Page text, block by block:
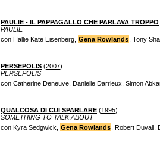
PAULIE - IL PAPPAGALLO CHE PARLAVA TROPPO
PAULIE
con Hallie Kate Eisenberg, Gena Rowlands , Tony
PERSEPOLIS (2007)
PERSEPOLIS
con Catherine Deneuve, Danielle Darrieux, Simon
QUALCOSA DI CUI SPARLARE (1995)
SOMETHING TO TALK ABOUT
con Kyra Sedgwick, Gena Rowlands , Robert